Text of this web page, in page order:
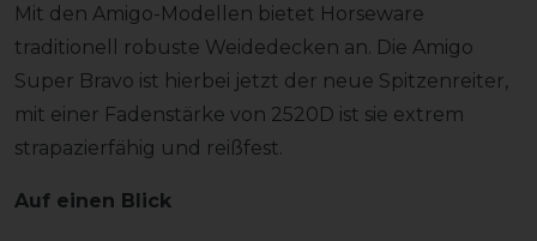
Mit den Amigo-Modellen bietet Horseware
traditionell robuste Weidedecken an. Die Amigo
Super Bravo ist hierbei jetzt der neue Spitzenreiter,
mit einer Fadenstärke von 2520D ist sie extrem
strapazierfähig und reißfest.
Auf einen Blick